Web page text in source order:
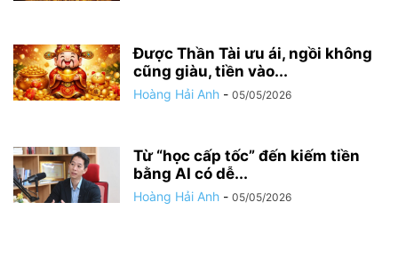
Được Thần Tài ưu ái, ngồi không
cũng giàu, tiền vào...
Hoàng Hải Anh - 05/05/2026
Từ “học cấp tốc” đến kiếm tiền
bằng AI có dễ...
Hoàng Hải Anh - 05/05/2026